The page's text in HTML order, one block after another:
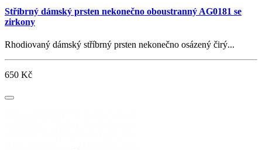
Stříbrný dámský prsten nekonečno oboustranný AG0181 se
zirkony
Rhodiovaný dámský stříbrný prsten nekonečno osázený čirý...
650 Kč